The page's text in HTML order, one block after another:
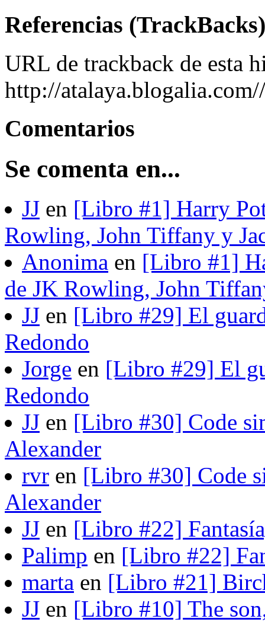
Referencias (TrackBacks)
URL de trackback de esta
http://
Comentarios
Se comenta en...
JJ en [Libro #1] Harry
Rowling, John Tiffany y
Anonima en [Libro #1]
de JK Rowling, John
JJ en [Libro #29] El
Redondo
Jorge en [Libro #29] El
Redondo
JJ en [Libro #30] Code
Alexander
rvr en [Libro #30] Code
Alexander
JJ en [Libro #22]
Palimp en [Libro #22]
marta en [Libro #21]
JJ en [Libro #10] The